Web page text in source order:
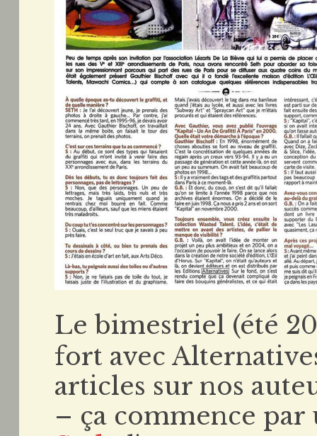
Le bimestriel (été
fort avec
articles sur nos
– ça commence